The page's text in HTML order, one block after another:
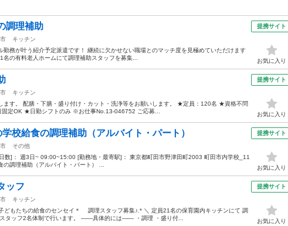
調理補助
キッチン
勤務が叶う紹介予定派遣です！ 継続に欠かせない職場とのマッチ度を見極めていただけます
定員51名の有料老人ホームにて調理補助スタッフを募集...
提携サイト
お気に入り
キッチン
ます。 配膳・下膳・盛り付け・カット・洗浄等をお願いします。 ★定員：120名 ★資格不問
定OK ★日勤シフトのみ ※お仕事No.13-046752 ご応募...
提携サイト
お気に入り
校給食の調理補助（アルバイト・パート）
その他
数]： 週3日~ 09:00~15:00 [勤務地・最寄駅]： 東京都町田市野津田町2003 町田市内学校_11
調理補助（アルバイト・パート） ...
提携サイト
お気に入り
ッフ
キッチン
もたちの給食のセンセイ＊ 調理スタッフ募集♪.* ＼ 定員21名の保育園内キッチンにて 調
タッフ2名体制で行います。 ——具体的には—— ・調理 ・盛り付...
提携サイト
お気に入り